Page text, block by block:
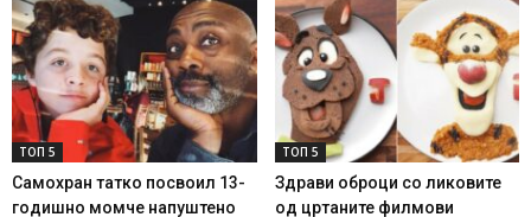
ТОП 5
Самохран татко посвоил 13-
годишно момче напуштено
ТОП 5
Здрави оброци со ликовите
од цртаните филмови